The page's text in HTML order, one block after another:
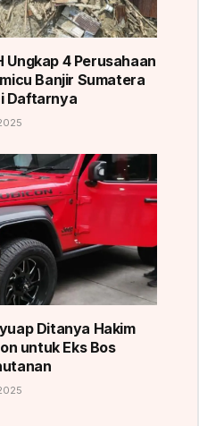
Ungkap 4 Perusahaan
Banjir Sumatera
Daftarnya
Ditanya Hakim
untuk Eks Bos